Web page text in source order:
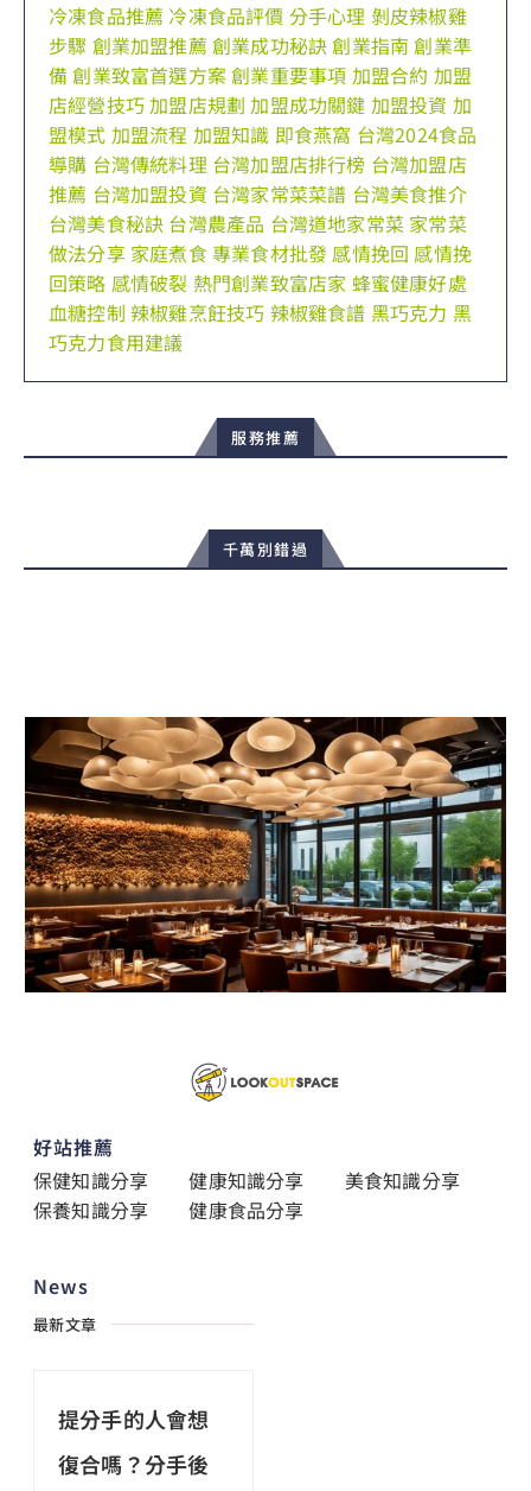
冷凍食品推薦 冷凍食品評價 分手心理 剝皮辣椒雞
步驟 創業加盟推薦 創業成功秘訣創業指南 創業準
備創業致富首選方案創業重要事項 加盟合約 加盟
店經營技巧加盟店規劃 加盟成功關鍵 加盟投資 加
盟模式 加盟流程 加盟知識 即食燕窩 台灣2024食品
導購 台灣傳統料理 台灣加盟店排行榜 台灣加盟店
推薦 台灣加盟投資 台灣家常菜菜譜 台灣美食推介
台灣美食秘訣 台灣農產品 台灣道地家常菜 家常菜
做法分享 家庭煮食專業食材批發感情挽回 感情挽
回策略 感情破裂 熱門創業致富店家 蜂蜜健康好處
血糖控制 辣椒雞烹飪技巧 辣椒雞食譜 黑巧克力 黑
巧克力食用建議
服務推薦
千萬別錯過
好站推薦
保健知識分享
健康知識分享
美食知識分享
保養知識分享
健康食品分享
News
最新文章
提分手的人會想
復合嗎？分手後